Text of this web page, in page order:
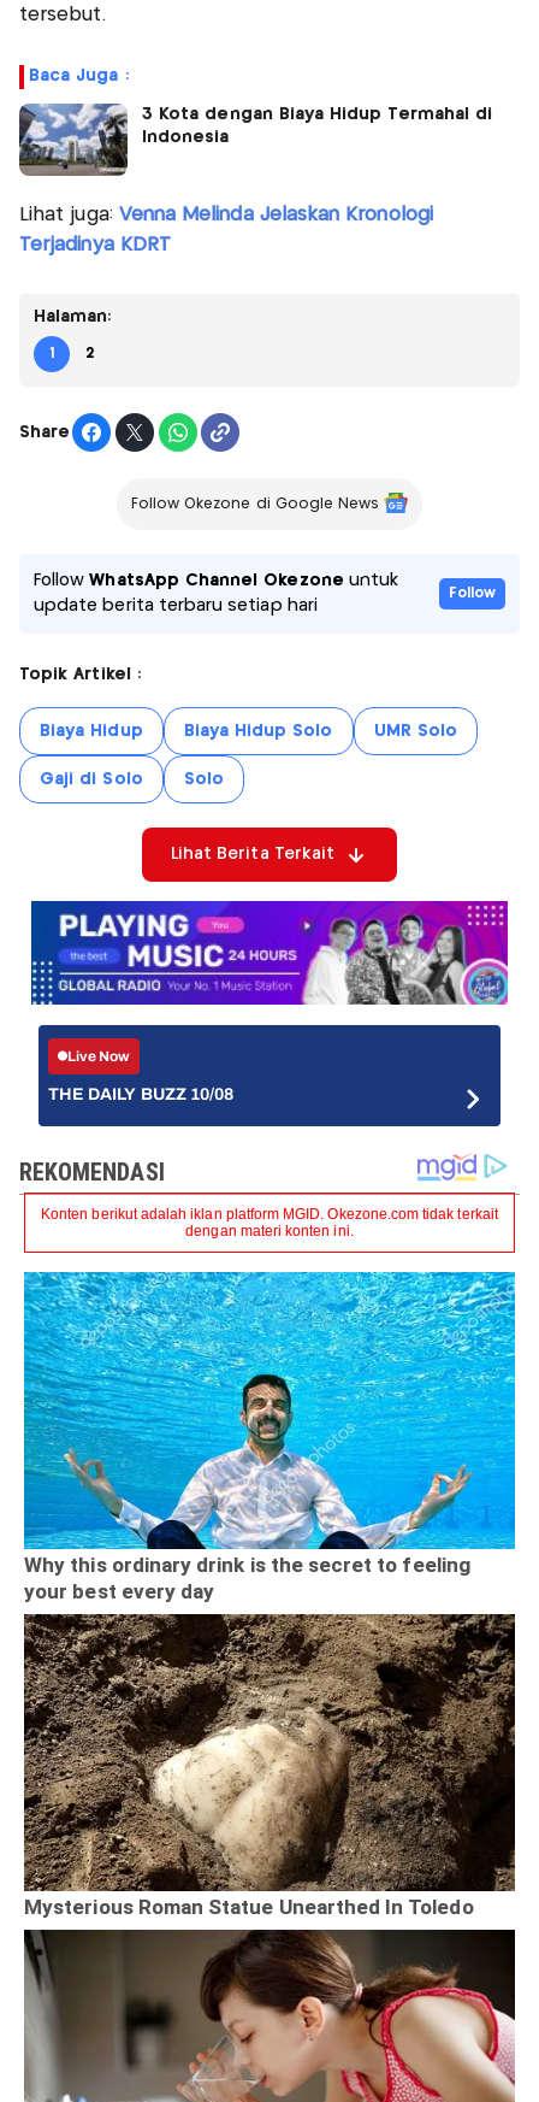
tersebut.​
Baca Juga :
3 Kota dengan Biaya Hidup Termahal di
Indonesia
Lihat juga: Venna Melinda Jelaskan Kronologi
Terjadinya KDRT
Halaman:
1 2
Share
Follow Okezone di Google News
FollowWhatsApp Channel Okezone untuk
update berita terbaru setiap hari
Follow
Topik Artikel :
Biaya Hidup Biaya Hidup Solo UMR Solo
Gaji di Solo Solo
Lihat Berita Terkait
Live Now
THE DAILY BUZZ 10/08